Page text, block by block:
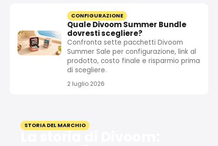
CONFIGURAZIONE
Quale Divoom Summer Bundle
dovresti scegliere?
Confronta sette pacchetti Divoom
Summer Sale per configurazione, link al
prodotto, costo finale e risparmio prima
di scegliere.
2 luglio 2026
STORIA DEL MARCHIO